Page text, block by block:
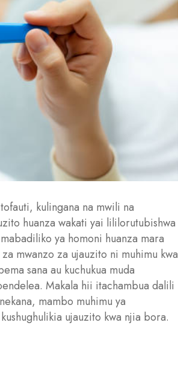
kulingana na mwili na
huanza wakati yai lililorutubishwa
ya homoni huanza mara
mwanzo za ujauzito ni muhimu kwa
sana au kuchukua muda
Makala hii itachambua dalili
mambo muhimu ya
ujauzito kwa njia bora.